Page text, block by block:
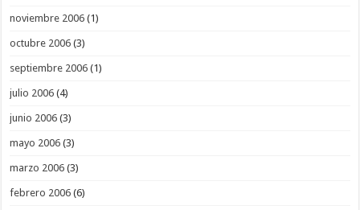
noviembre 2006 (1)
octubre 2006 (3)
septiembre 2006 (1)
julio 2006 (4)
junio 2006 (3)
mayo 2006 (3)
marzo 2006 (3)
febrero 2006 (6)